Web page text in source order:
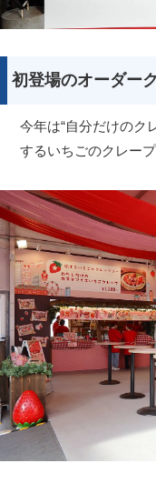
初登場のオーダー
今年は“自分だけのク
するいちごのクレー